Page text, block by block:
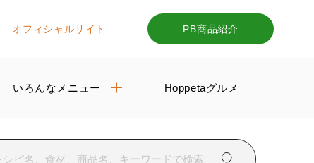
オフィシャルサイト PB商品紹介
いろんなメニュー Hoppetaグルメ